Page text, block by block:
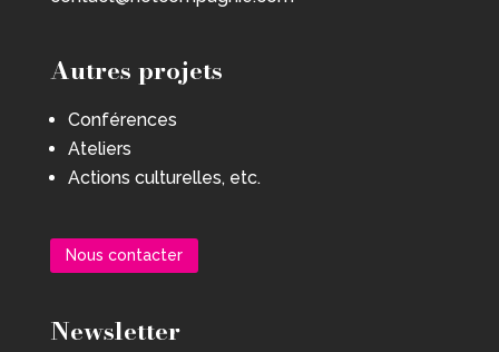
Autres projets
Conférences
Ateliers
Actions culturelles, etc.
Nous contacter
Newsletter